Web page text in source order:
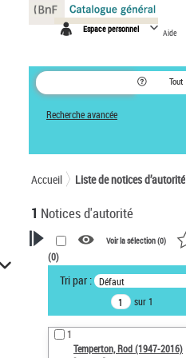
Espace personnel Aide
Tout
Recherche avancée
Accueil Liste de notices d’autorité
1 Notices d'autorité
VOTRE RECHERCHE
Recherche avancée dans les
notices d’autorité
Œuvres liées à l'auteur :
Temperton, Rod (1947-2016)
Voir la sélection (0)
(0)
Tri par : Défaut
sur 1
1
Temperton, Rod (1947-2016)
Panneau de gestion des cookies